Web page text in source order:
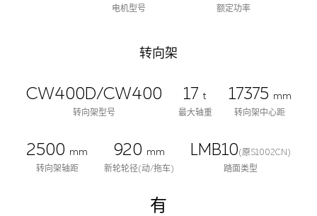
电机型号
额定功率
转向架
CW400D/CW400
转向架型号
17 t
最大轴重
17375 mm
转向架中心距
2500 mm
转向架轴距
920 mm
新轮轮径(动/拖车)
LMB10(原S1002CN)
踏面类型
有